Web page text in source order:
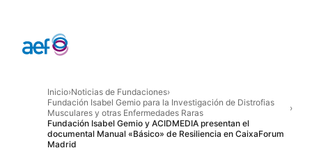
Inicio›Noticias de Fundaciones›
Fundación Isabel Gemio para la Investigación de Distrofias
Musculares y otras Enfermedades Raras
›
Fundación Isabel Gemio y ACIDMEDIA presentan el
documental Manual «Básico» de Resiliencia en CaixaForum
Madrid